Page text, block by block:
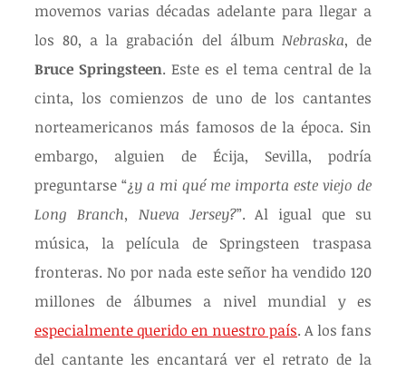
movemos varias décadas adelante para llegar a
los 80, a la grabación del álbum Nebraska
Bruce Springsteen. Este es el tema central de la
cinta, los comienzos de uno de los cantantes
norteamericanos más famosos de la época. Sin
embargo, alguien de Écija, Sevilla, podría
preguntarse “¿y a mi qué me importa este viejo de
Long Branch, Nueva Jersey?”. Al igual que su
música, la película de Springsteen traspasa
fronteras. No por nada este señor ha vendido 120
especialmente querido en nuestro país. A los fans
del cantante les encantará ver el retrato de la